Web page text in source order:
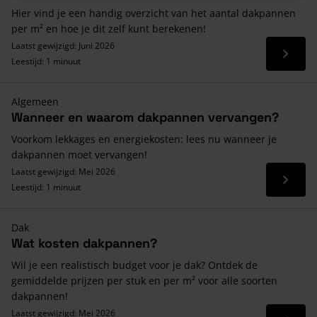
Hier vind je een handig overzicht van het aantal dakpannen
per m² en hoe je dit zelf kunt berekenen!
Laatst gewijzigd: Juni 2026
Leestijd: 1 minuut
Lees
Algemeen
Wanneer en waarom dakpannen vervangen?
Voorkom lekkages en energiekosten: lees nu wanneer je
dakpannen moet vervangen!
Laatst gewijzigd: Mei 2026
Leestijd: 1 minuut
Lees
Dak
Wat kosten dakpannen?
Wil je een realistisch budget voor je dak? Ontdek de
gemiddelde prijzen per stuk en per m² voor alle soorten
dakpannen!
Laatst gewijzigd: Mei 2026